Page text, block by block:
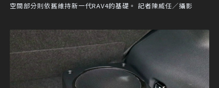
空間部分則依舊維持新一代RAV4的基礎。 記者陳威任／攝影